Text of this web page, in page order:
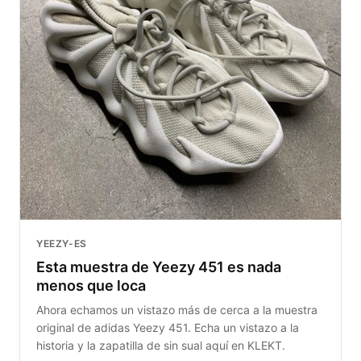
YEEZY-ES
Esta muestra de Yeezy 451 es nada
menos que loca
Ahora echamos un vistazo más de cerca a la muestra
original de adidas Yeezy 451. Echa un vistazo a la
historia y la zapatilla de sin sual aquí en KLEKT.